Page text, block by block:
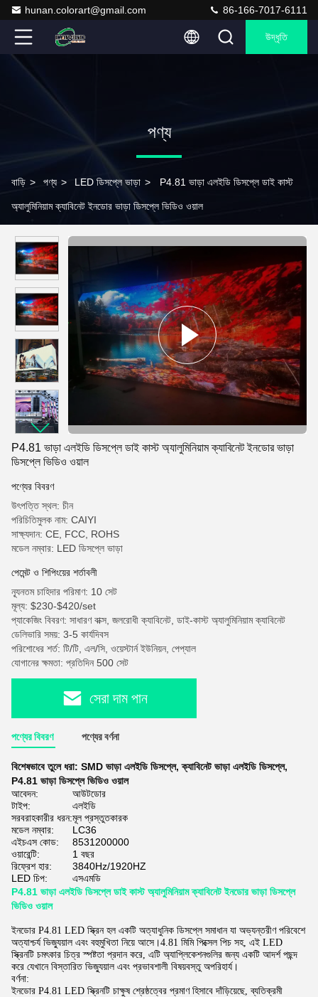
hunan.colorart@gmail.com 86-166-7017-6111
উদ্ধৃতি
পণ্য
বাড়ি > পণ্য > LED ডিসপ্লে ভাড়া > P4.81 ভাড়া এলইডি ডিসপ্লে ডাই কাস্ট
অ্যালুমিনিয়াম ক্যাবিনেট ইনডোর ভাড়া ডিসপ্লে ভিডিও ওয়াল
P4.81 ভাড়া এলইডি ডিসপ্লে ডাই কাস্ট অ্যালুমিনিয়াম ক্যাবিনেট ইনডোর ভাড়া
ডিসপ্লে ভিডিও ওয়াল
পণ্যের বিবরণ
উৎপত্তি স্থল: চীন
পরিচিতিমুলক নাম: CAIYI
সাক্ষ্যদান: CE, FCC, ROHS
মডেল নম্বার: LED ডিসপ্লে ভাড়া
পেমেন্ট ও শিপিংয়ের শর্তাবলী
ন্যূনতম চাহিদার পরিমাণ: 10 সেট
মূল্য: $230-$420/set
প্যাকেজিং বিবরণ: সাধারণ বাক্স, জলরোধী ক্যাবিনেট, ডাই-কাস্ট অ্যালুমিনিয়াম ক্যাবিনেট
ডেলিভারি সময়: 3-5 কার্যদিবস
পরিশোধের শর্ত: টি/টি, এল/সি, ওয়েস্টার্ন ইউনিয়ন, পেপ্যাল
যোগানের ক্ষমতা: প্রতিদিন 500 সেট
সেরা দাম পান
পণ্যের বিবরণ পণ্যের বর্ণনা
বিশেষভাবে তুলে ধরা: SMD ভাড়া এলইডি ডিসপ্লে,ক্যাবিনেট ভাড়া এলইডি ডিসপ্লে,
P4.81 ভাড়া ডিসপ্লে ভিডিও ওয়াল
আবেদন:
আউটডোর
টাইপ:
এলইডি
সরবরাহকারীর ধরন:মূল প্রস্তুতকারক
মডেল নম্বার:
LC36
এইচএস কোড:
8531200000
ওয়ারেন্টি:
1 বছর
রিফ্রেশ হার:
3840Hz/1920HZ
LED চিপ:
এসএমডি
P4.81 ভাড়া এলইডি ডিসপ্লে ডাই কাস্ট অ্যালুমিনিয়াম ক্যাবিনেট ইনডোর ভাড়া ডিসপ্লে
ভিডিও ওয়াল
ইনডোর P4.81 LED স্ক্রিন হল একটি অত্যাধুনিক ডিসপ্লে সমাধান যা অভ্যন্তরীণ পরিবেশে
অত্যাশ্চর্য ভিজ্যুয়াল এবং বহুমুখিতা নিয়ে আসে।4.81 মিমি পিক্সেল পিচ সহ, এই LED
স্ক্রিনটি চমৎকার চিত্র স্পষ্টতা প্রদান করে, এটি অ্যাপ্লিকেশনগুলির জন্য একটি আদর্শ পছন্দ
করে যেখানে বিস্তারিত ভিজ্যুয়াল এবং প্রভাবশালী বিষয়বস্তু অপরিহার্য।
বর্ণনা:
ইনডোর P4.81 LED স্ক্রিনটি চাক্ষুষ শ্রেষ্ঠত্বের প্রমাণ হিসাবে দাঁড়িয়েছে, ব্যতিক্রমী